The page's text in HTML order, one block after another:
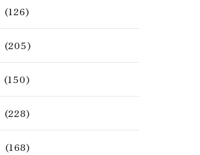
(126)
(205)
(150)
(228)
(168)